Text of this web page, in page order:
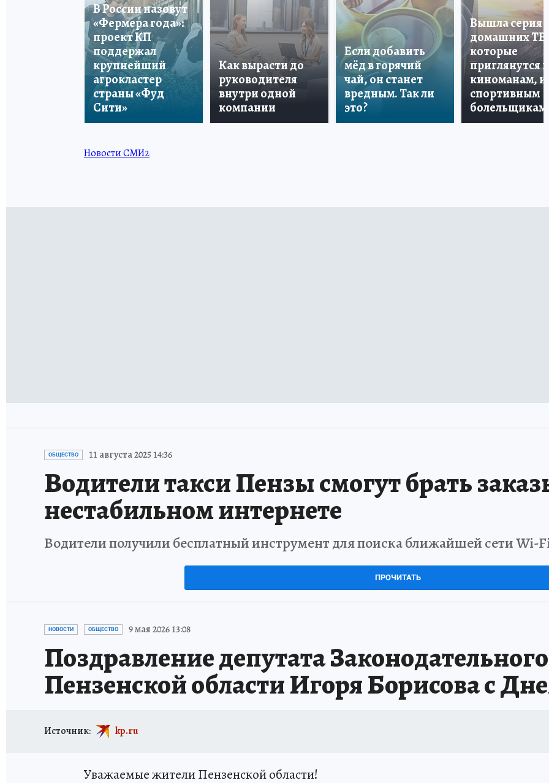
В России назовут
«Фермера года»:
проект КП
поддержал
крупнейший
агрокластер
страны «Фуд
Сити»
Как вырасти до
руководителя
внутри одной
компании
Если добавить
мёд в горячий
чай, он станет
вредным. Так ли
это?
Вышла серия
домашних ТВ,
которые
приглянутся и
киноманам, и
спортивным
болельщикам
Новости СМИ2
ОБЩЕСТВО 11 августа 2025 14:36
Водители такси Пензы смогут брать
нестабильном интернете
Водители получили бесплатный инструмент для поиска ближайшей сети Wi-
ПРОЧИТАТЬ
НОВОСТИ ОБЩЕСТВО 9 мая 2026 13:08
Поздравление депутата
Пензенской области Игоря Борисова с
Источник: kp.ru
Уважаемые жители Пензенской области!